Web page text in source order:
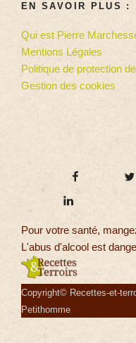
EN SAVOIR PLUS :
Qui est Pierre
Mentions Légales
Politique de protection
Gestion des cookies
Pour votre santé,
L'abus d'alcool est
Copyright© Recettes-et-
Petithomme